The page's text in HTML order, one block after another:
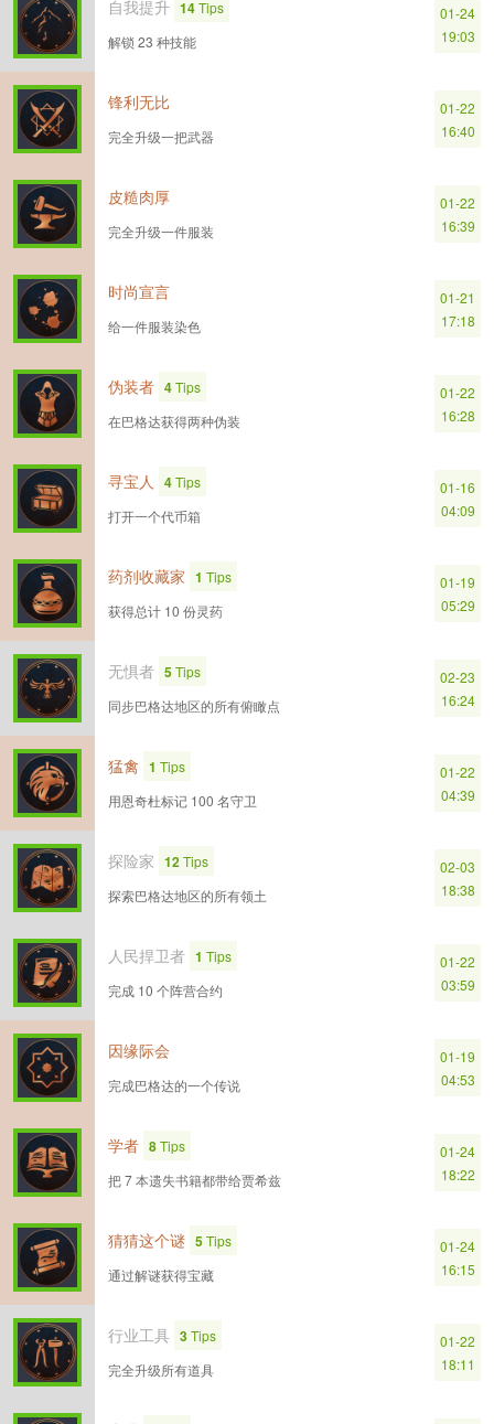
自我提升 14Tips
解锁 23 种技能
01-24
19:03
锋利无比
完全升级一把武器
01-22
16:40
皮糙肉厚
完全升级一件服装
01-22
16:39
时尚宣言
给一件服装染色
01-21
17:18
伪装者 4Tips
在巴格达获得两种伪装
01-22
16:28
寻宝人 4Tips
打开一个代币箱
01-16
04:09
药剂收藏家 1 Tips
获得总计 10 份灵药
01-19
05:29
无惧者 5Tips
同步巴格达地区的所有俯瞰点
02-23
16:24
猛禽 1 Tips
用恩奇杜标记 100 名守卫
01-22
04:39
探险家 12Tips
探索巴格达地区的所有领土
02-03
18:38
人民捍卫者 1 Tips
完成 10 个阵营合约
01-22
03:59
因缘际会
完成巴格达的一个传说
01-19
04:53
学者 8Tips
把 7 本遗失书籍都带给贾希兹
01-24
18:22
猜猜这个谜 5Tips
通过解谜获得宝藏
01-24
16:15
行业工具 3Tips
完全升级所有道具
01-22
18:11